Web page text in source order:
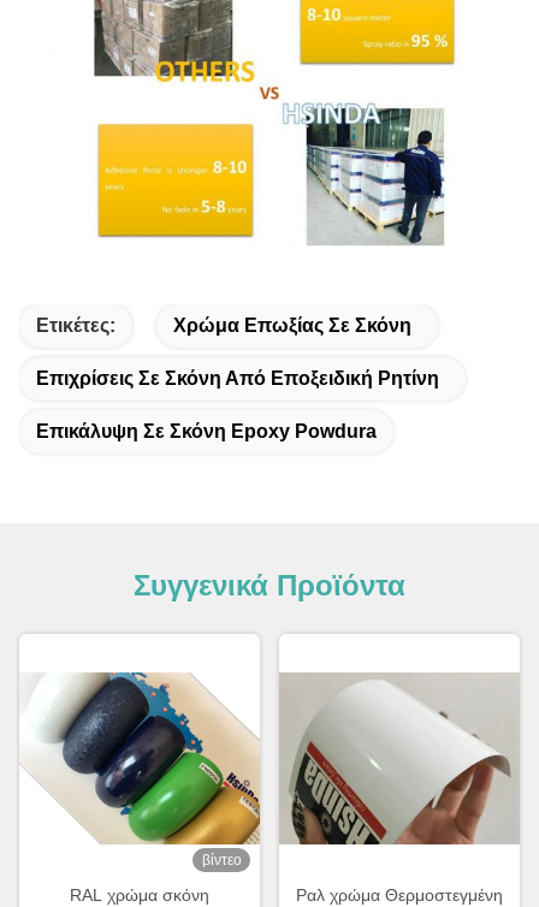
Ετικέτες: Χρώμα Επωξίας Σε Σκόνη
Επιχρίσεις Σε Σκόνη Από Εποξειδική Ρητίνη
Επικάλυψη Σε Σκόνη Epoxy Powdura
Συγγενικά Προϊόντα
βίντεο
RAL χρώμα σκόνη
Ραλ χρώμα Θερμοστεγμένη